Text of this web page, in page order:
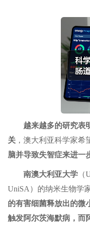
越来越多的研究表
关，澳大利亚科学家希
脑并导致失智症来进一
南澳大利亚大学（
UniSA）的纳米生物学
的有害细菌释放出的微
触发阿尔茨海默病，而